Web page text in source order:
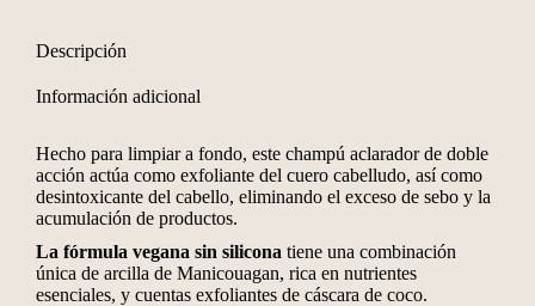
Descripción
Información adicional
Hecho para limpiar a fondo, este champú aclarador de doble
acción actúa como exfoliante del cuero cabelludo, así como
desintoxicante del cabello, eliminando el exceso de sebo y la
acumulación de productos.
La fórmula vegana sin silicona tiene una combinación
única de arcilla de Manicouagan, rica en nutrientes
esenciales, y cuentas exfoliantes de cáscara de coco.